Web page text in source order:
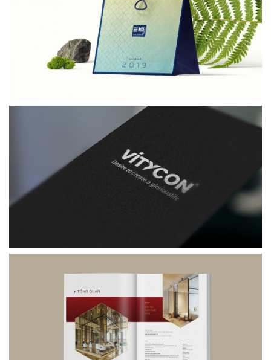
Cửa thép chống cháy
Thiết kế thương hiệu
Hà Nội
Xem thêm →
Vitycon
Đầu tư xây dựng
Thiết kế nhận diện thương hiệu
Đông Ngô
Nội ngoại thất
Thiết kế profile
Sài Gòn